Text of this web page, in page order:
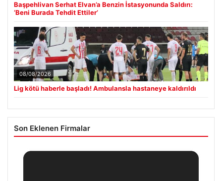
Başpehlivan Serhat Elvan’a Benzin İstasyonunda Saldırı:
‘Beni Burada Tehdit Ettiler’
08/08/2026
Lig kötü haberle başladı! Ambulansla hastaneye kaldırıldı
Son Eklenen Firmalar